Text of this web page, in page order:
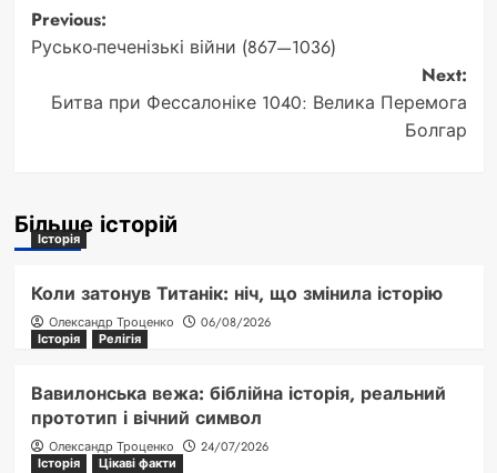
Post
navigation
Previous:
Русько-печенізькі війни (867—1036)
Next:
Битва при Фессалоніке 1040: Велика Перемога
Болгар
Більше історій
Історія
Коли затонув Титанік: ніч, що змінила історію
Олександр Троценко
06/08/2026
Історія
Релігія
Вавилонська вежа: біблійна історія, реальний
прототип і вічний символ
Олександр Троценко
24/07/2026
Історія
Цікаві факти